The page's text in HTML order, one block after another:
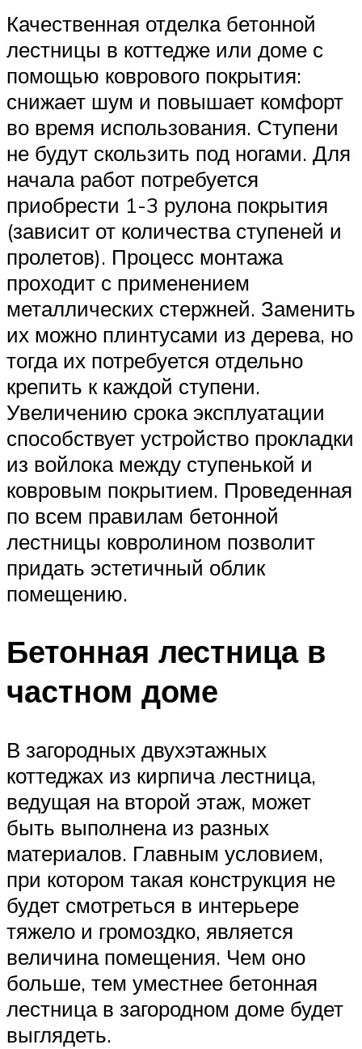
Качественная отделка бетонной
лестницы в коттедже или доме с
помощью коврового покрытия:
снижает шум и повышает комфорт
во время использования. Ступени
не будут скользить под ногами. Для
начала работ потребуется
приобрести 1-3 рулона покрытия
(зависит от количества ступеней и
пролетов). Процесс монтажа
проходит с применением
металлических стержней. Заменить
их можно плинтусами из дерева, но
тогда их потребуется отдельно
крепить к каждой ступени.
Увеличению срока эксплуатации
способствует устройство прокладки
из войлока между ступенькой и
ковровым покрытием. Проведенная
по всем правилам бетонной
лестницы ковролином позволит
придать эстетичный облик
помещению.
Бетонная лестница в
частном доме
В загородных двухэтажных
коттеджах из кирпича лестница,
ведущая на второй этаж, может
быть выполнена из разных
материалов. Главным условием,
при котором такая конструкция не
будет смотреться в интерьере
тяжело и громоздко, является
величина помещения. Чем оно
больше, тем уместнее бетонная
лестница в загородном доме будет
выглядеть.